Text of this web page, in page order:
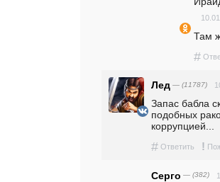
Там
#
Лед — (11787)
Запас бабла
подобных
коррупцией...
# Ответить !
Серго — (382)